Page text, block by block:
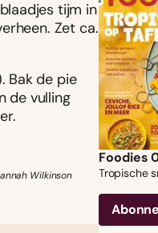
tijm in
Zet ca.
Bak de pie
de vulling
Wilkinson
Foodies
Tropische